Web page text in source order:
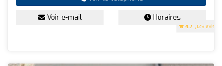
4.7 (129 avis)
Voir e-mail Horaires